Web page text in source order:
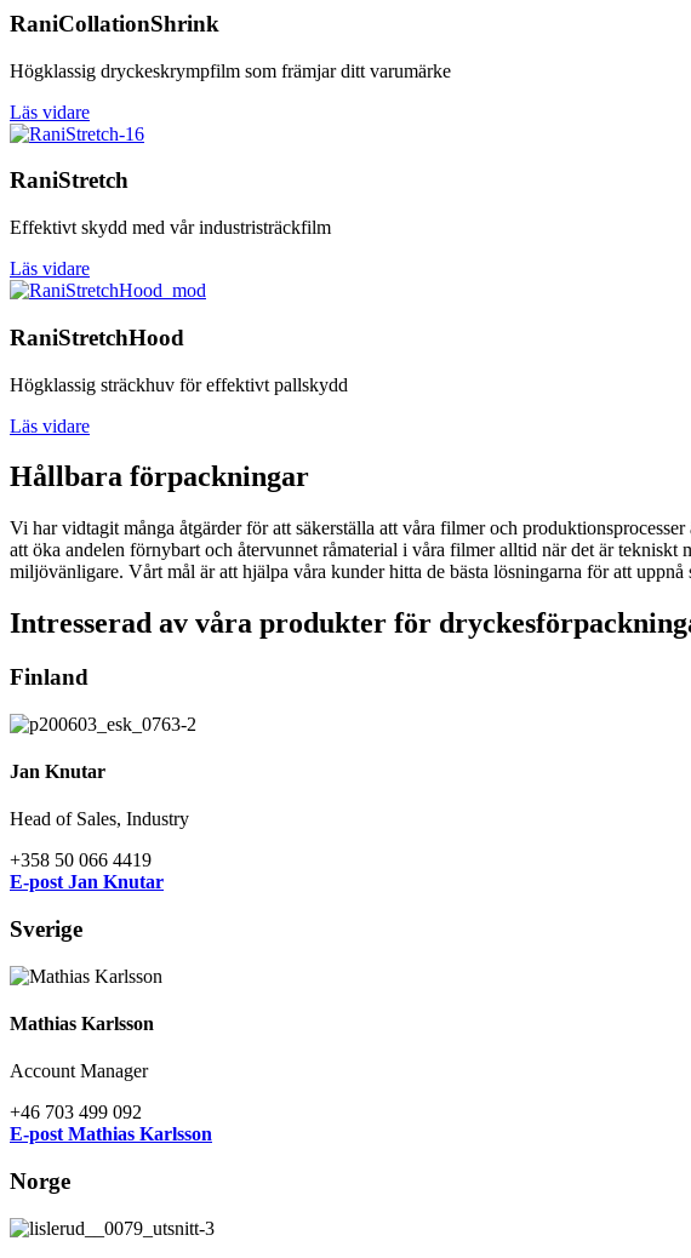
RaniCollationShrink
Högklassig dryckeskrympfilm som främjar ditt varumärke
Läs vidare
RaniStretch
Effektivt skydd med vår industristräckfilm
Läs vidare
RaniStretchHood
Högklassig sträckhuv för effektivt pallskydd
Läs vidare
Hållbara förpackningar
Vi har vidtagit många åtgärder för att säkerställa att våra filmer och
att öka andelen förnybart och återvunnet råmaterial i våra filmer alltid när det är
miljövänligare. Vårt mål är att hjälpa våra kunder hitta de bästa lösningarna för att
Intresserad av våra produkter för
Finland
Jan Knutar
Head of Sales, Industry
+358 50 066 4419
E-post Jan Knutar
Sverige
Mathias Karlsson
Account Manager
+46 703 499 092
E-post Mathias Karlsson
Norge